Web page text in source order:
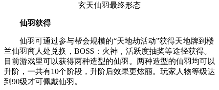
玄天仙羽最终形态
仙羽获得
仙羽可通过参与帮会规模的“天地劫活动”获得天地牌到楼
兰仙羽商人处兑换，BOSS：火神，活跃度抽奖等途径获得。
目前游戏里可以获得两种造型的仙羽。两种造型的仙羽均可以
升阶，一共有10个阶段，升阶后效果更炫丽。玩家人物等级达
到90级才可佩戴仙羽。